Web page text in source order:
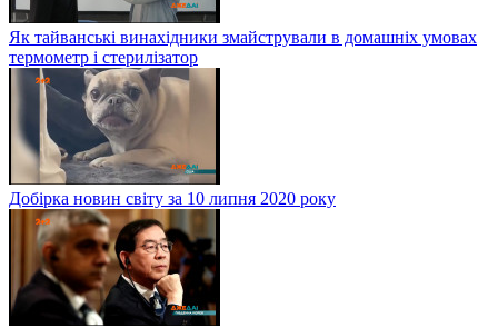
Як тайванські винахідники змайстрували в домашніх умовах
термометр і стерилізатор
Добірка новин світу за 10 липня 2020 року